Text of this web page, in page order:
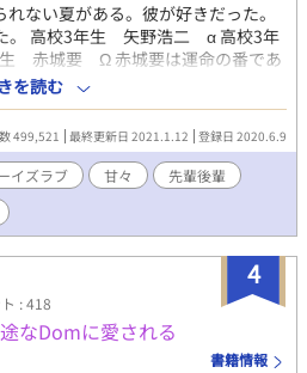
ない夏がある。彼が好きだった。
。 高校3年生 矢野浩二 α 高校3年
赤城要 Ω 赤城要は運命の番であ
た高校に入学します。 自分も両親の
います。 そして高校の入学式で出
を抱き始めるようになります。 でも
也と出会います。 彼こそが要の探
。 そして3人の運命が絡み合って、
をしていくと言うお話です。
を読む
499,521 最終更新日 2021.1.12 登録日 2020.6.9
イズラブ 甘々
先輩後輩
4
: 418
なDomに愛される
書籍情報